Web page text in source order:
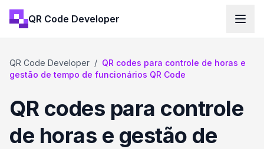
QR Code Developer
QR Code Developer / QR codes para controle de horas e
gestão de tempo de funcionários QR Code
QR codes para controle
de horas e gestão de